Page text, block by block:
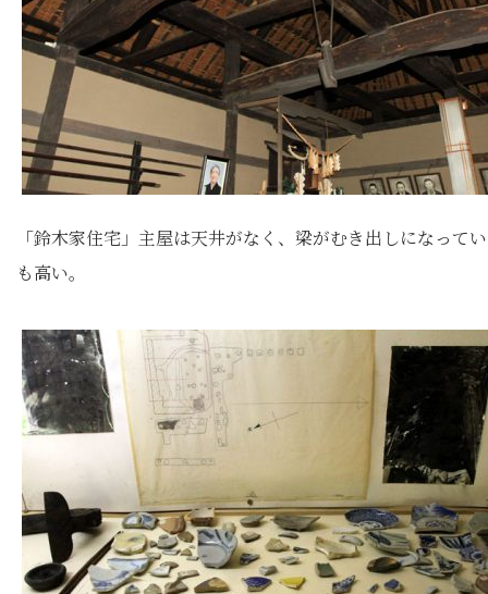
「鈴木家住宅」主屋は天井がなく、梁がむき出しになって
も高い。